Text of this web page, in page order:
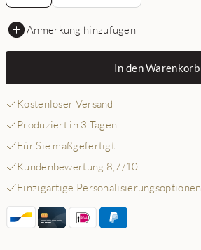
Anmerkung hinzufügen
In den Warenkorb
Kostenloser Versand
Produziert in 3 Tagen
Für Sie maßgefertigt
Kundenbewertung 8,7/10
Einzigartige Personalisierungsoptionen